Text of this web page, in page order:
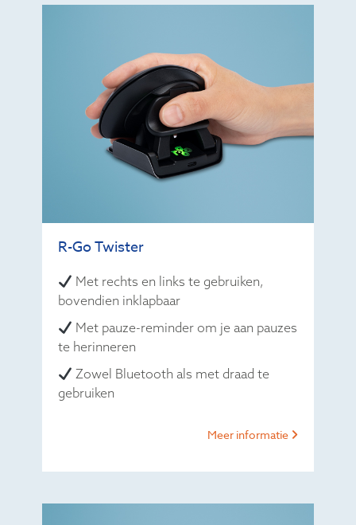
R-Go Twister
Met rechts en links te gebruiken,
bovendien inklapbaar
Met pauze-reminder om je aan pauzes
te herinneren
Zowel Bluetooth als met draad te
gebruiken
Meer informatie